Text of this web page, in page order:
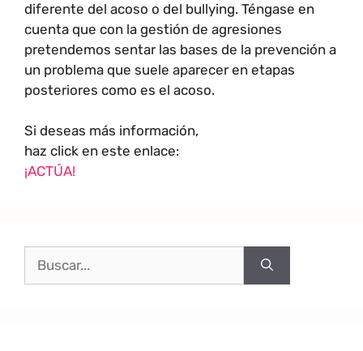
diferente del acoso o del bullying. Téngase en
cuenta que con la gestión de agresiones
pretendemos sentar las bases de la prevención a
un problema que suele aparecer en etapas
posteriores como es el acoso.
Si deseas más información,
haz click en este enlace:
¡ACTÚA!